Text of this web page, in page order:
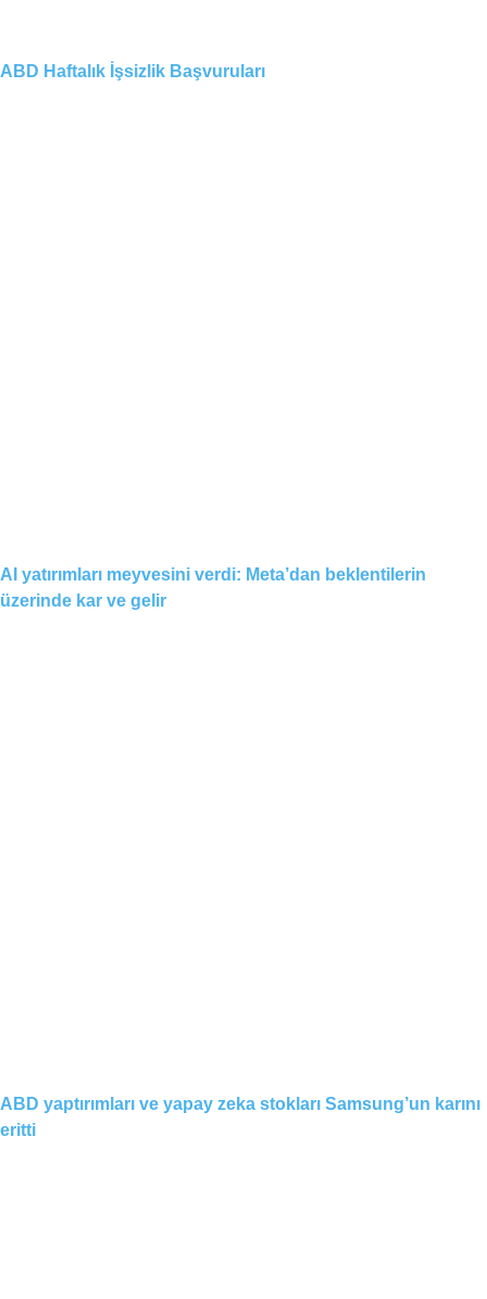
ABD Haftalık İşsizlik Başvuruları
AI yatırımları meyvesini verdi: Meta’dan beklentilerin
üzerinde kar ve gelir
ABD yaptırımları ve yapay zeka stokları Samsung’un karını
eritti